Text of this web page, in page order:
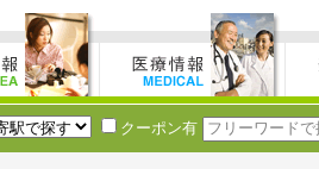
クーポン有